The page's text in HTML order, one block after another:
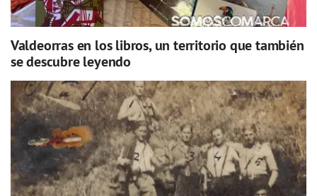
Valdeorras en los libros, un territorio que también
se descubre leyendo